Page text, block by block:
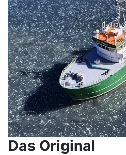
Das Original